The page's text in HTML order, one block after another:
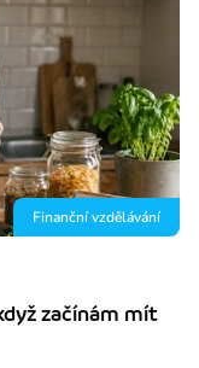
Finanční vzdělávání
začínám mít